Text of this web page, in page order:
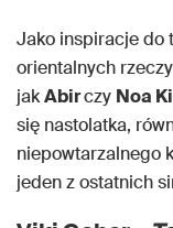
Jako inspiracje do
orientalnych
jakAbirczy Noa
się nastolatka,
niepowtarzalnego
jeden z ostatnich